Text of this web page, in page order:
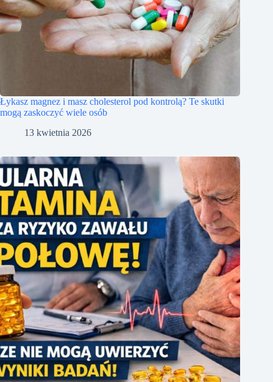
Łykasz magnez i masz cholesterol pod kontrolą? Te skutki
mogą zaskoczyć wiele osób
13 kwietnia 2026